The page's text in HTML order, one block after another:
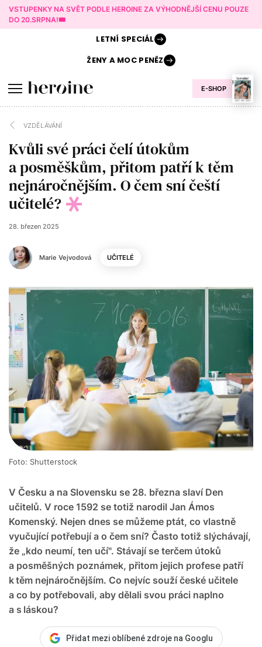
VSTUPENKY NA SVĚT PODLE HEROINE ZA VÝHODNĚJŠÍ CENU POUZE
DO 20.SRPNA!🎟️
E-SHOP
LETNÍ SPECIÁL
ŽENY AMOC PENĚZ
VZDĚLÁVÁNÍ
Kvůli své práci čelí útokům
a posměškům, přitom patří k těm
nejnáročnějším. O čem sní čeští
učitelé?
Marie Vejvodová
28. březen 2025
UČITELÉ
V Česku a na Slovensku se 28. března slaví Den
učitelů. V roce 1592 se totiž narodil Jan Ámos
Komenský. Nejen dnes se můžeme ptát, co vlastně
vyučující potřebují a o čem sní? Často totiž slýchávají,
že „kdo neumí, ten učí". Stávají se terčem útoků
a posměšných poznámek, přitom jejich profese patří
k těm nejnáročnějším. Co nejvíc souží české učitele
a co by potřebovali, aby dělali svou práci naplno
a s láskou?
Foto: Shutterstock
Přidat mezi oblíbené zdroje na Googlu